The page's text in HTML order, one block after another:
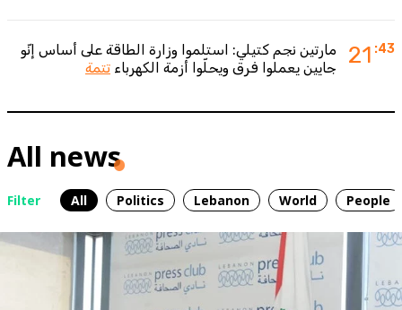
21 :43
مارتين نجم كتيلي: استلموا وزارة الطاقة على أساس إنّو
جايين يعملوا فرق ويحلّوا أزمة الكهرباء تتمة
All news
Filter All Politics Lebanon World People